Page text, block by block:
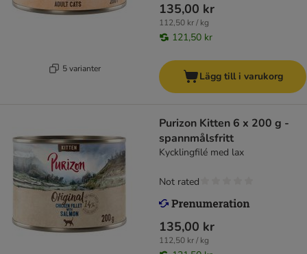
5 varianter
135,00 kr
112,50 kr / kg
121,50 kr
Lägg till i varukorg
Purizon Kitten 6 x 200 g -
spannmålsfritt
Kycklingfilé med lax
135,00 kr
112,50 kr / kg
Not rated